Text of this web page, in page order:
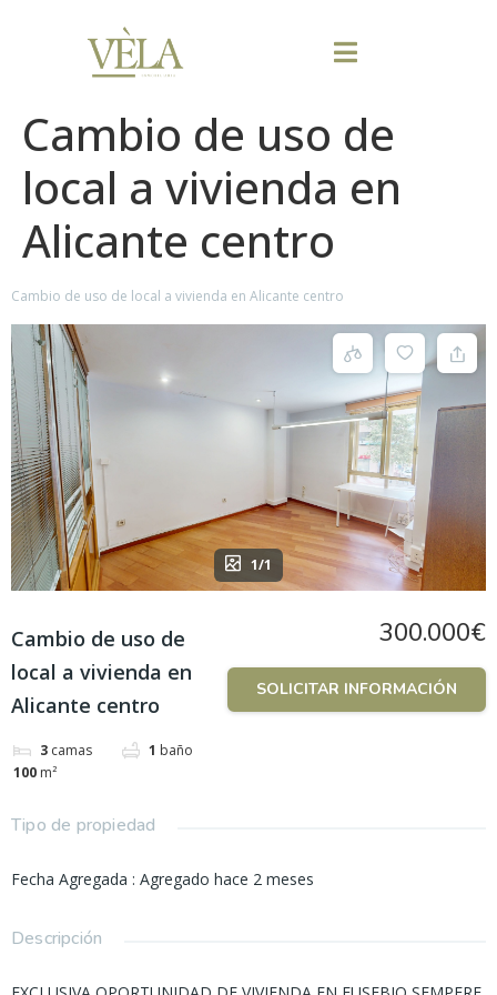
Cambio de uso de
local a vivienda en
Alicante centro
Cambio de uso de local a vivienda en Alicante centro
1/1
Cambio de uso de
local a vivienda en
Alicante centro
3 camas 1 baño
100 m²
300.000€
SOLICITAR INFORMACIÓN
Tipo de propiedad
Fecha Agregada : Agregado hace 2 meses
Descripción